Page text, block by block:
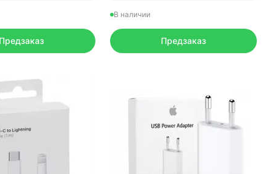
Предзаказ
В наличии
Предзаказ